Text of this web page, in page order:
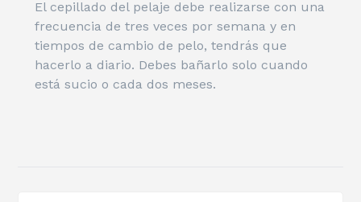
El cepillado del pelaje debe realizarse con una
frecuencia de tres veces por semana y en
tiempos de cambio de pelo, tendrás que
hacerlo a diario. Debes bañarlo solo cuando
está sucio o cada dos meses.